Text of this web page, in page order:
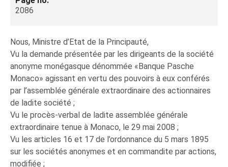
2086
Nous, Ministre d’Etat de la Principauté,
Vu la demande présentée par les dirigeants de la société
anonyme monégasque dénommée «Banque Pasche
Monaco» agissant en vertu des pouvoirs à eux conférés
par l’assemblée générale extraordinaire des actionnaires
de ladite société ;
Vu le procès-verbal de ladite assemblée générale
extraordinaire tenue à Monaco, le 29 mai 2008 ;
Vu les articles 16 et 17 de l’ordonnance du 5 mars 1895
sur les sociétés anonymes et en commandite par actions,
modifiée ;